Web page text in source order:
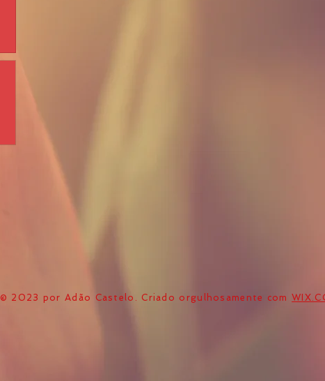
© 2023 por Adão Castelo. Criado orgulhosamente com